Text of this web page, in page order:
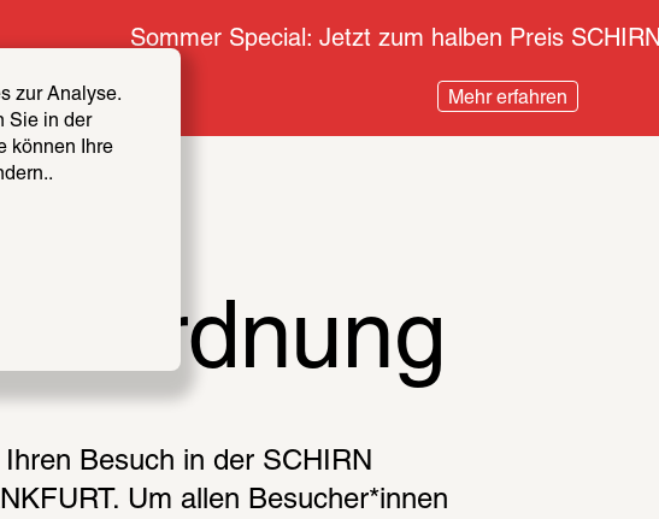
zur Analyse.
Sie in der
können Ihre
Sommer Special: Jetzt zum halben Preis
Mehr erfahren
Besuch in der SCHIRN
Um allen Besucher*innen